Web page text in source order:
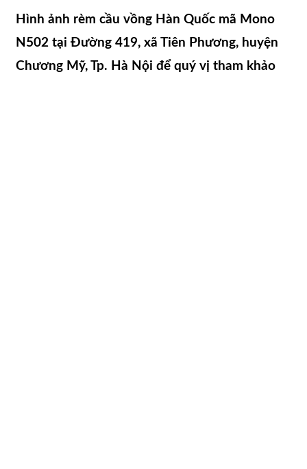
Hình ảnh rèm cầu vồng Hàn Quốc mã Mono
N502 tại Đường 419, xã Tiên Phương, huyện
Chương Mỹ, Tp. Hà Nội để quý vị tham khảo